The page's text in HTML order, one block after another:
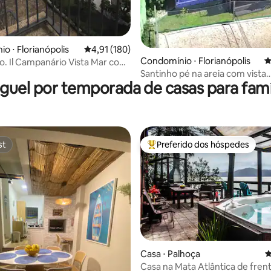
⋅ Florianópolis 4,91 de uma avaliação média de 5, 180
4,91 (180)
Il Campanário Vista Mar com
Condomínio ⋅ Florianópolis
Santinho pé na areia com vista
espetacular.
por temporada de casas para
de 5, 8 avaliações
Entre os melhores preferidos
Preferido dos hóspedes
Casa ⋅ Palhoça
Casa na Mata Atlântica de